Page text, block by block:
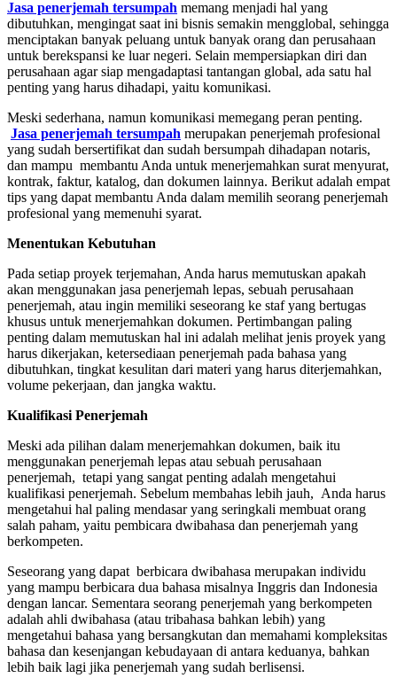
Jasa penerjemah tersumpah memang menjadi hal yang
dibutuhkan, mengingat saat ini bisnis semakin mengglobal, sehingga
menciptakan banyak peluang untuk banyak orang dan perusahaan
untuk berekspansi ke luar negeri. Selain mempersiapkan diri dan
perusahaan agar siap mengadaptasi tantangan global, ada satu hal
penting yang harus dihadapi, yaitu komunikasi.
Meski sederhana, namun komunikasi memegang peran penting.
Jasa penerjemah tersumpah merupakan penerjemah profesional
yang sudah bersertifikat dan sudah bersumpah dihadapan notaris,
dan mampu membantu Anda untuk menerjemahkan surat menyurat,
kontrak, faktur, katalog, dan dokumen lainnya. Berikut adalah empat
tips yang dapat membantu Anda dalam memilih seorang penerjemah
profesional yang memenuhi syarat.
Menentukan Kebutuhan
Pada setiap proyek terjemahan, Anda harus memutuskan apakah
akan menggunakan jasa penerjemah lepas, sebuah perusahaan
penerjemah, atau ingin memiliki seseorang ke staf yang bertugas
khusus untuk menerjemahkan dokumen. Pertimbangan paling
penting dalam memutuskan hal ini adalah melihat jenis proyek yang
harus dikerjakan, ketersediaan penerjemah pada bahasa yang
dibutuhkan, tingkat kesulitan dari materi yang harus diterjemahkan,
volume pekerjaan, dan jangka waktu.
Kualifikasi Penerjemah
Meski ada pilihan dalam menerjemahkan dokumen, baik itu
menggunakan penerjemah lepas atau sebuah perusahaan
penerjemah, tetapi yang sangat penting adalah mengetahui
kualifikasi penerjemah. Sebelum membahas lebih jauh, Anda harus
mengetahui hal paling mendasar yang seringkali membuat orang
salah paham, yaitu pembicara dwibahasa dan penerjemah yang
berkompeten.
Seseorang yang dapat berbicara dwibahasa merupakan individu
yang mampu berbicara dua bahasa misalnya Inggris dan Indonesia
dengan lancar. Sementara seorang penerjemah yang berkompeten
adalah ahli dwibahasa (atau tribahasa bahkan lebih) yang
mengetahui bahasa yang bersangkutan dan memahami kompleksitas
bahasa dan kesenjangan kebudayaan di antara keduanya, bahkan
lebih baik lagi jika penerjemah yang sudah berlisensi.